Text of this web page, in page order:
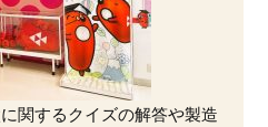
関するクイズの解答や製造